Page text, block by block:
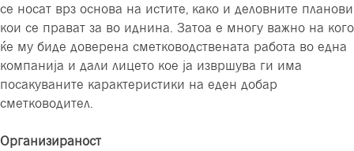
се носат врз основа на истите, како и деловните планови
кои се прават за во иднина. Затоа е многу важно на кого
ќе му биде доверена сметководствената работа во една
компанија и дали лицето кое ја извршува ги има
посакуваните карактеристики на еден добар
сметководител.
Организираност